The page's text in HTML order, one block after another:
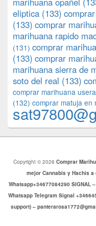
eliptica (133)
(133) comprar
marihuana rapido
(131) comprar
(133) comprar
marihuana sierra de
soto del real (133)
comprar marihuana usera
(132) comprar matuja en
Copyright © 2026 Comprar
mejor Cannabis y Hachis
Whatsapp+34677084290 SIGNAL
Whatsapp Telegram Signal
support) –